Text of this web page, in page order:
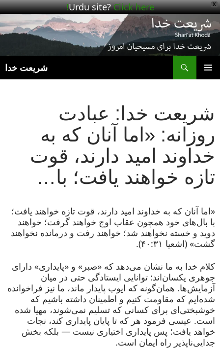
X
Urdu site?Click here!
شریعت خدا
شریعت خدا: عبادت
روزانه: «اما آنان که به
خداوند امید دارند، قوت
تازه خواهند یافت؛ با…
«اما آنان که به خداوند امید دارند، قوت تازه خواهند یافت؛
با بال‌های خود همچون عقاب اوج خواهند گرفت؛ خواهند
دوید و خسته نخواهند شد؛ خواهند رفت و درمانده نخواهند
گشت» (اشعیا ۴۰:۳۱).
کلام خدا به ما نشان می‌دهد که «صبر» و «پایداری» دارای
جوهری یکسان‌اند: توانایی ایستادگی حتی در میان
آزمایش‌ها. همان‌گونه که ایوب پایدار ماند، ما نیز فراخوانده
شده‌ایم که مقاومت کنیم و اطمینان داشته باشیم که
خوشبختی‌ای برای کسانی که تسلیم نمی‌شوند، مهیا شده
است. عیسی فرمود هر که تا پایان پایداری کند، نجات
خواهد یافت؛ پس پایداری اختیاری نیست — بلکه بخش
جدایی‌ناپذیر راه ایمان است.